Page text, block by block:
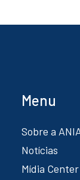
Menu
Sobre a
Notícias
Mídia Center